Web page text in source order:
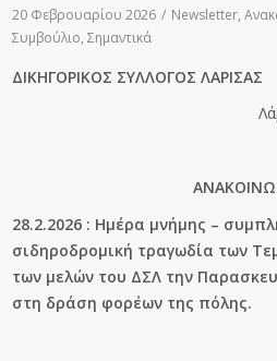
20 Φεβρουαρίου 2026 / Newsletter,
Συμβούλιο,Σημαντικά
ΔΙΚΗΓΟΡΙΚΟΣ ΣΥΛΛΟΓΟΣ ΛΑΡΙΣΑΣ
28.2.2026 : Ημέρα μνήμης –
σιδηροδρομική τραγωδία των
των μελών του ΔΣΛ την
στη δράση φορέων της πόλης.